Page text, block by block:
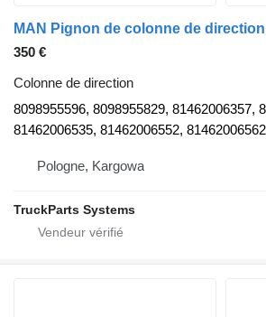
350 €
Colonne de direction
8098955596, 8098955829, 81462006357,
81462006535, 81462006552,
Pologne, Kargowa
TruckParts Systems